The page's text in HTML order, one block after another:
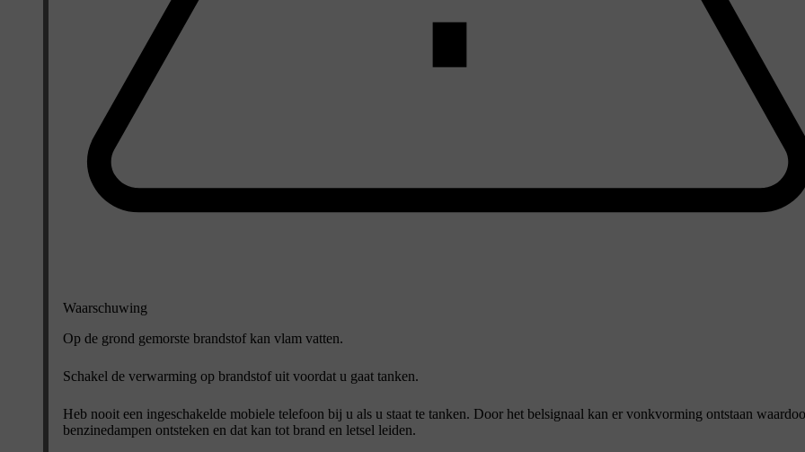
Waarschuwing
Op de grond gemorste brandstof kan vlam vatten.
Schakel de verwarming op brandstof uit voordat u gaat tanken.
Heb nooit een ingeschakelde mobiele telefoon bij u als u staat te tanken. Door het belsignaal kan er vonkvorming ontstaan
benzinedampen ontsteken en dat kan tot brand en letsel leiden.